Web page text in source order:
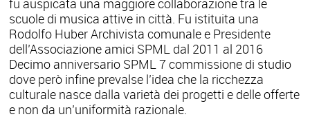
fu auspicata una maggiore collaborazione tra le
scuole di musica attive in città. Fu istituita una
Rodolfo Huber Archivista comunale e Presidente
dell’Associazione amici SPML dal 2011 al 2016
Decimo anniversario SPML 7 commissione di studio
dove però infine prevalse l’idea che la ricchezza
culturale nasce dalla varietà dei progetti e delle offerte
e non da un’uniformità razionale.